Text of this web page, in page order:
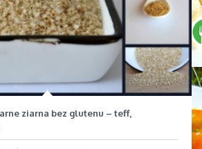
ziarna bez glutenu – teff,